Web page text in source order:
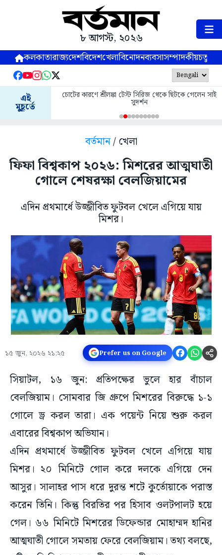
৮ আগস্ট, ২০২৬
কলকাতারাজ্যদেশবিদেশখেলাবিনোদনব্যবসাসম্পাদকীয়
এই
মুহূর্তে
চোটের কারণে শ্রীলঙ্কা টেস্ট সিরিজ থেকে ছিটকে গেলেন সাই
সুদর্শন
বর্তমান/ খেলা
ফিফা বিশ্বকাপ ২০২৬: মিশরের আত্মঘাতী
গোলে শেষরক্ষা বেলজিয়ামের
এদিন প্রথমার্ধে উজ্জীবিত ফুটবল খেলে এগিয়ে যায়
মিশর।
১৫ জুন, ২০২৬ ২১:২৫ Prefer us on Google
সিয়াটল, ১৬ জুন: প্রতিপক্ষের ভুলে হার বাঁচাল
বেলজিয়াম। সোমবার জি গ্রুপে মিশরের বিরুদ্ধে ১-১
গোলে ড্র করল তারা। এক পয়েন্ট নিয়ে শুরু করল
এবারের বিশ্বকাপ অভিযান।
এদিন প্রথমার্ধে উজ্জীবিত ফুটবল খেলে এগিয়ে যায়
মিশর। ২০ মিনিটে গোল করে দলকে এগিয়ে দেন
আসুর। সালাহর পাস ধরে দুরন্ত শটে কুর্তোয়াকে পরাস্ত
করেন তিনি। কিন্তু বিরতির পর হিসাব ওলটপালট হয়ে
গেল। ৬৬ মিনিটে মিশরের ডিফেন্ডার মোহাম্মদ হানির
আত্মঘাতী গোলে সমতায় ফেরে বেলজিয়াম। তথ্য বলছে,